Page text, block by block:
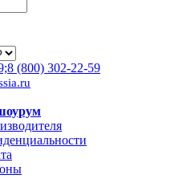
(800) 302-22-59